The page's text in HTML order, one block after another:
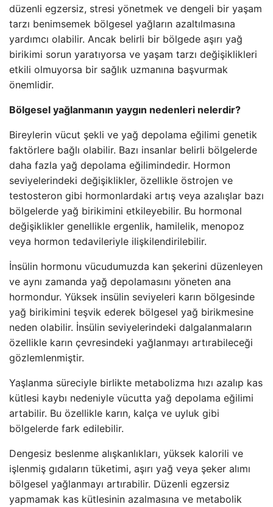
düzenli egzersiz, stresi yönetmek ve dengeli bir yaşam
tarzı benimsemek bölgesel yağların azaltılmasına
yardımcı olabilir. Ancak belirli bir bölgede aşırı yağ
birikimi sorun yaratıyorsa ve yaşam tarzı değişiklikleri
etkili olmuyorsa bir sağlık uzmanına başvurmak
önemlidir.
Bölgesel yağlanmanın yaygın nedenleri nelerdir?
Bireylerin vücut şekli ve yağ depolama eğilimi genetik
faktörlere bağlı olabilir. Bazı insanlar belirli bölgelerde
daha fazla yağ depolama eğilimindedir. Hormon
seviyelerindeki değişiklikler, özellikle östrojen ve
testosteron gibi hormonlardaki artış veya azalışlar bazı
bölgelerde yağ birikimini etkileyebilir. Bu hormonal
değişiklikler genellikle ergenlik, hamilelik, menopoz
veya hormon tedavileriyle ilişkilendirilebilir.
İnsülin hormonu vücudumuzda kan şekerini düzenleyen
ve aynı zamanda yağ depolamasını yöneten ana
hormondur. Yüksek insülin seviyeleri karın bölgesinde
yağ birikimini teşvik ederek bölgesel yağ birikmesine
neden olabilir. İnsülin seviyelerindeki dalgalanmaların
özellikle karın çevresindeki yağlanmayı artırabileceği
gözlemlenmiştir.
Yaşlanma süreciyle birlikte metabolizma hızı azalıp kas
kütlesi kaybı nedeniyle vücutta yağ depolama eğilimi
artabilir. Bu özellikle karın, kalça ve uyluk gibi
bölgelerde fark edilebilir.
Dengesiz beslenme alışkanlıkları, yüksek kalorili ve
işlenmiş gıdaların tüketimi, aşırı yağ veya şeker alımı
bölgesel yağlanmayı artırabilir. Düzenli egzersiz
yapmamak kas kütlesinin azalmasına ve metabolik